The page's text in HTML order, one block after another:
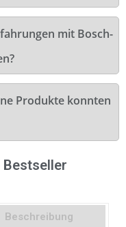
mit Bosch-
Produkte konnten
Bestseller
Beschreibung